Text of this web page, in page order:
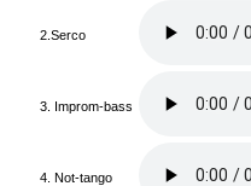
2.Serco
3. Improm-bass
4. Not-tango